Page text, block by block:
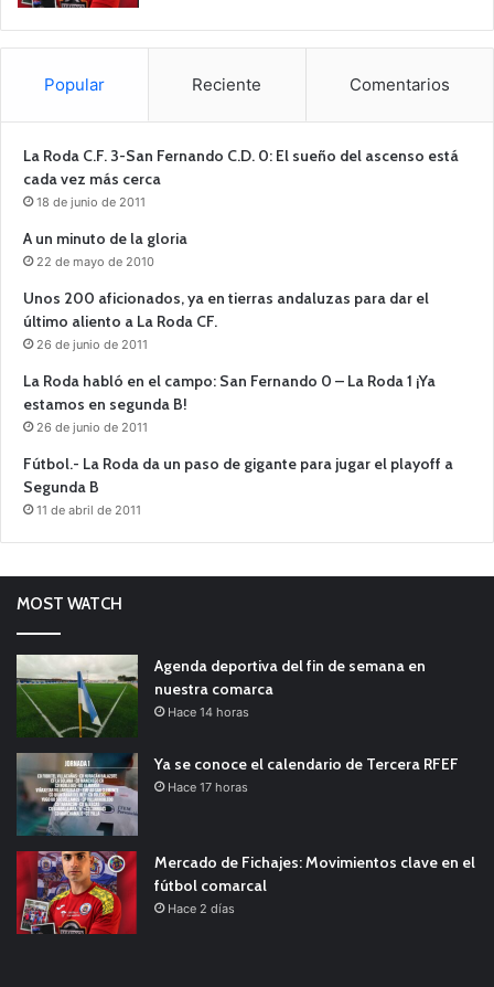
Popular Reciente Comentarios
La Roda C.F. 3-San Fernando C.D. 0: El sueño del ascenso está
cada vez más cerca
18 de junio de 2011
A un minuto de la gloria
22 de mayo de 2010
Unos 200 aficionados, ya en tierras andaluzas para dar el
último aliento a La Roda CF.
26 de junio de 2011
La Roda habló en el campo: San Fernando 0 – La Roda 1 ¡Ya
estamos en segunda B!
26 de junio de 2011
Fútbol.- La Roda da un paso de gigante para jugar el playoff a
Segunda B
11 de abril de 2011
MOST WATCH
Agenda deportiva del fin de semana en
nuestra comarca
Hace 14 horas
Ya se conoce el calendario de Tercera RFEF
Hace 17 horas
Mercado de Fichajes: Movimientos clave en el
fútbol comarcal
Hace 2 días